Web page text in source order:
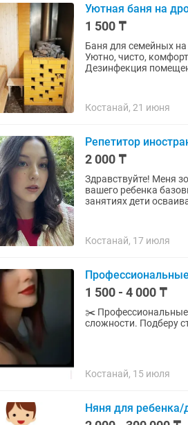
Уютная баня на
1 500 ₸
Баня для семейных
Уютно, чисто,
Дезинфекция
Костанай, 21 июня
Репетитор
2 000 ₸
Здравствуйте! Меня
вашего ребенка
занятиях дети
Костанай, 17 июля
1 500 - 4 000 ₸
✂️ Профессиональные
сложности. Подберу
Костанай, 15 июля
Няня для ребенка/